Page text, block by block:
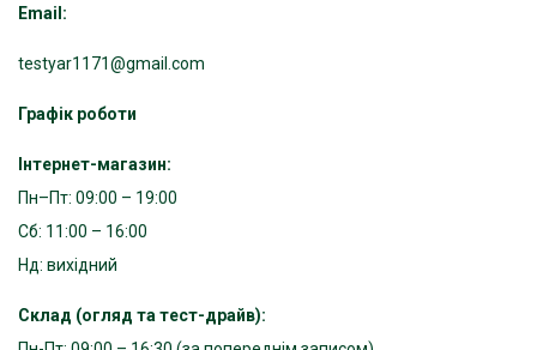
Email:
testyar1171@gmail.com
Графік роботи
Інтернет-магазин:
Пн–Пт: 09:00 – 19:00
Сб: 11:00 – 16:00
Нд: вихідний
Склад (огляд та тест-драйв):